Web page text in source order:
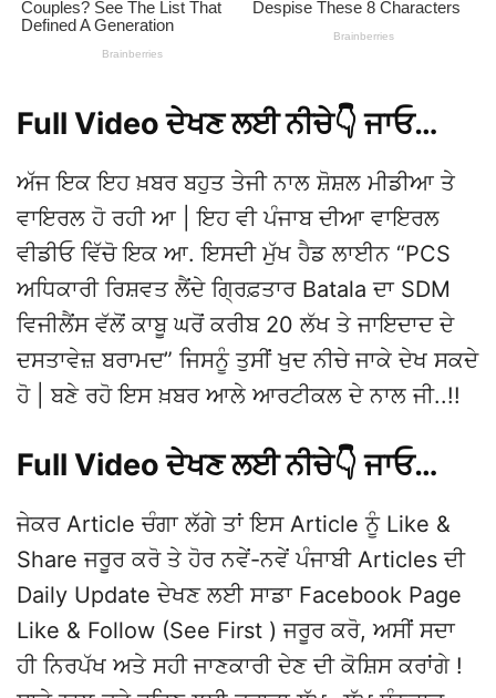
Full Video ਦੇਖਣ ਲਈ ਨੀਚੇ👇 ਜਾਓ…
ਅੱਜ ਇਕ ਇਹ ਖ਼ਬਰ ਬਹੁਤ ਤੇਜੀ ਨਾਲ ਸ਼ੋਸ਼ਲ ਮੀਡੀਆ ਤੇ
ਵਾਇਰਲ ਹੋ ਰਹੀ ਆ | ਇਹ ਵੀ ਪੰਜਾਬ ਦੀਆ ਵਾਇਰਲ
ਵੀਡੀਓ ਵਿੱਚੋ ਇਕ ਆ. ਇਸਦੀ ਮੁੱਖ ਹੈਡ ਲਾਈਨ “PCS
ਅਧਿਕਾਰੀ ਰਿਸ਼ਵਤ ਲੈਂਦੇ ਗ੍ਰਿਫ਼ਤਾਰ Batala ਦਾ SDM
ਵਿਜੀਲੈਂਸ ਵੱਲੋਂ ਕਾਬੂ ਘਰੋਂ ਕਰੀਬ 20 ਲੱਖ ਤੇ ਜਾਇਦਾਦ ਦੇ
ਦਸਤਾਵੇਜ਼ ਬਰਾਮਦ” ਜਿਸਨੂੰ ਤੁਸੀਂ ਖੁਦ ਨੀਚੇ ਜਾਕੇ ਦੇਖ ਸਕਦੇ
ਹੋ | ਬਣੇ ਰਹੋ ਇਸ ਖ਼ਬਰ ਆਲੇ ਆਰਟੀਕਲ ਦੇ ਨਾਲ ਜੀ..!!
Full Video ਦੇਖਣ ਲਈ ਨੀਚੇ👇 ਜਾਓ…
ਜੇਕਰ Article ਚੰਗਾ ਲੱਗੇ ਤਾਂ ਇਸ Article ਨੂੰ Like &
Share ਜਰੂਰ ਕਰੋ ਤੇ ਹੋਰ ਨਵੇਂ-ਨਵੇਂ ਪੰਜਾਬੀ Articles ਦੀ
Daily Update ਦੇਖਣ ਲਈ ਸਾਡਾ Facebook Page
Like & Follow (See First ) ਜਰੂਰ ਕਰੋ, ਅਸੀਂ ਸਦਾ
ਹੀ ਨਿਰਪੱਖ ਅਤੇ ਸਹੀ ਜਾਣਕਾਰੀ ਦੇਣ ਦੀ ਕੋਸ਼ਿਸ ਕਰਾਂਗੇ !